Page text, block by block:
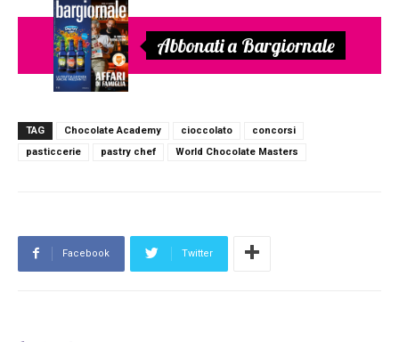
Abbonati a Bargiornale
TAG Chocolate Academy cioccolato
concorsi
pasticcerie
pastry chef World Chocolate Masters
Facebook Twitter